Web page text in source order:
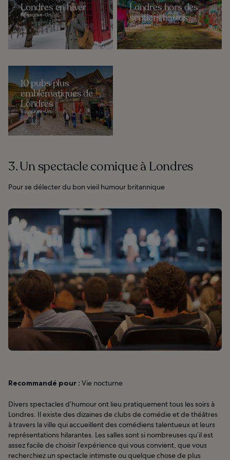
Londres en hiver
Royaume-Uni
Londres hors des
sentiers battus
Royaume-Uni
10 pubs plus
emblématiques de
Londres
Royaume-Uni
3. Un spectacle comique à Londres
Pour se délecter du bon vieil humour britannique
Recommandé pour : Vie nocturne
Divers spectacles d’humour ont lieu pratiquement tous les soirs à
Londres. Il existe des dizaines de clubs de comédie et de théâtres
à travers la ville qui accueillent des comédiens talentueux et leurs
représentations hilarantes. Les salles sont si nombreuses qu’il est
assez facile de choisir l’expérience qui vous convient, que vous
recherchiez un spectacle intimiste ou quelque chose de plus